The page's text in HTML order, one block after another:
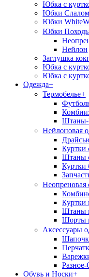
Юбка с
Юбки Слалом
Юбки
Юбки
Нейлон
Заглушка
Юбка с
Юбка с
Одежда+
Термобелье+
Штаны-
Нейлоновая
Куртки
Штаны
Куртки
Неопреновая
Куртки
Штаны
Шорты
Аксессуары
Обувь и Носки+